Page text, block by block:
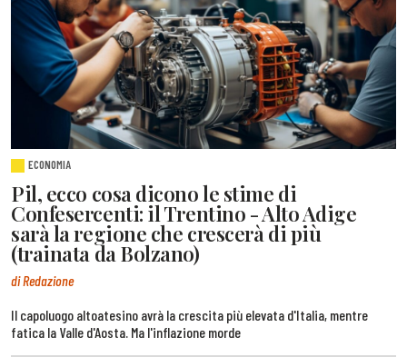
ECONOMIA
Pil, ecco cosa dicono le stime di
Confesercenti: il Trentino - Alto Adige
sarà la regione che crescerà di più
(trainata da Bolzano)
di Redazione
Il capoluogo altoatesino avrà la crescita più elevata d'Italia, mentre
fatica la Valle d'Aosta. Ma l'inflazione morde